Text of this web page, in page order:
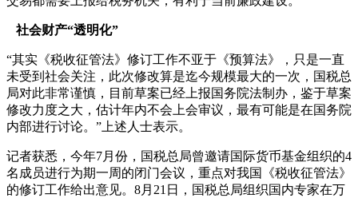
社会财产“透明化”
“其实《税收征管法》修订工作不亚于《预算法》，只是一直
未受到社会关注，此次修改算是迄今规模最大的一次，国税总
局对此非常谨慎，目前草案已经上报国务院法制办，鉴于草案
修改力度之大，估计年内不会上会审议，最有可能是在国务院
内部进行讨论。”上述人士表示。
记者获悉，今年7月份，国税总局曾邀请国际货币基金组织的4
名成员进行为期一周的闭门会议，重点对我国《税收征管法》
的修订工作给出意见。8月21日，国税总局组织国内专家在万